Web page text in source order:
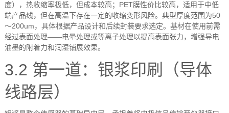
度），热收缩率极低，但成本较高； PET膜性价比较高，适用于中低
端产品线，但在高温下存在一定的收缩变形风险。典型厚度范围为50
～200um，具体根据产品设计和后续封装要求选定。基材在使用前需
经过表面处理——电晕处理或等离子处理以提高表面张力，增强导电
油墨的附着力和润湿铺展效果。
3.2 第一道：银浆印刷（导体
线路层）